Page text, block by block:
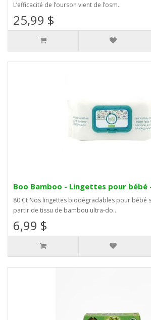
L’efficacité de l’ourson vient de l’osm..
25,99 $
Boo Bamboo - Lingettes pour bébé
80 Ct Nos lingettes biodégradables pour bébé
partir de tissu de bambou ultra-do..
6,99 $